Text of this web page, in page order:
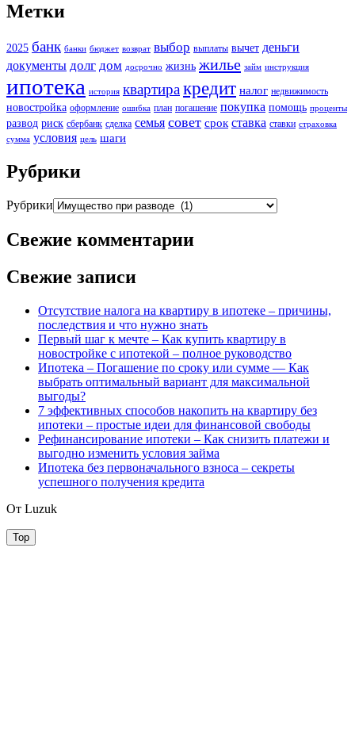
Метки
2025 банк банки бюджет возврат выбор выплаты вычет деньги
документы долг дом досрочно жизнь жилье займ инструкция
ипотека история квартиракредит налог недвижимость
новостройка оформление ошибка план погашение покупка помощь проценты
развод риск сбербанк сделка семья совет срок ставка ставки страховка
сумма условия цель шаги
Рубрики
Рубрики
Свежие комментарии
Свежие записи
Отсутствие налога на квартиру в ипотеке – причины,
последствия и что нужно знать
Первый шаг к мечте – Как купить квартиру в
новостройке с ипотекой – полное руководство
Ипотека – Погашение по сроку или сумме — Как
выбрать оптимальный вариант для максимальной
выгоды?
7 эффективных способов накопить на квартиру без
ипотеки – простые идеи для финансовой свободы
Рефинансирование ипотеки – Как снизить платежи и
выгодно изменить условия займа
Ипотека без первоначального взноса – секреты
успешного получения кредита
От Luzuk
Top